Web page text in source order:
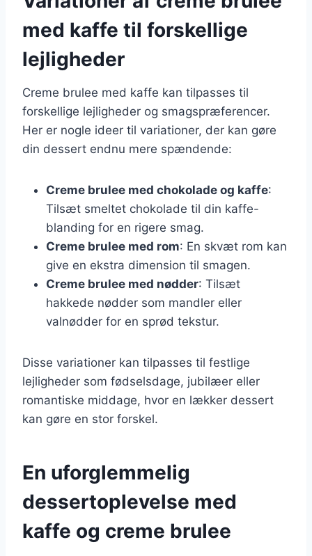
med kaffe til forskellige
lejligheder
Creme brulee med kaffe kan tilpasses til
forskellige lejligheder og smagspræferencer.
Her er nogle ideer til variationer, der kan gøre
din dessert endnu mere spændende:
Creme brulee med chokolade og kaffe:
Tilsæt smeltet chokolade til din kaffe-
blanding for en rigere smag.
Creme brulee med rom: En skvæt rom kan
give en ekstra dimension til smagen.
Creme brulee med nødder: Tilsæt
hakkede nødder som mandler eller
valnødder for en sprød tekstur.
Disse variationer kan tilpasses til festlige
lejligheder som fødselsdage, jubilæer eller
romantiske middage, hvor en lækker dessert
kan gøre en stor forskel.
En uforglemmelig
dessertoplevelse med
kaffe og creme brulee